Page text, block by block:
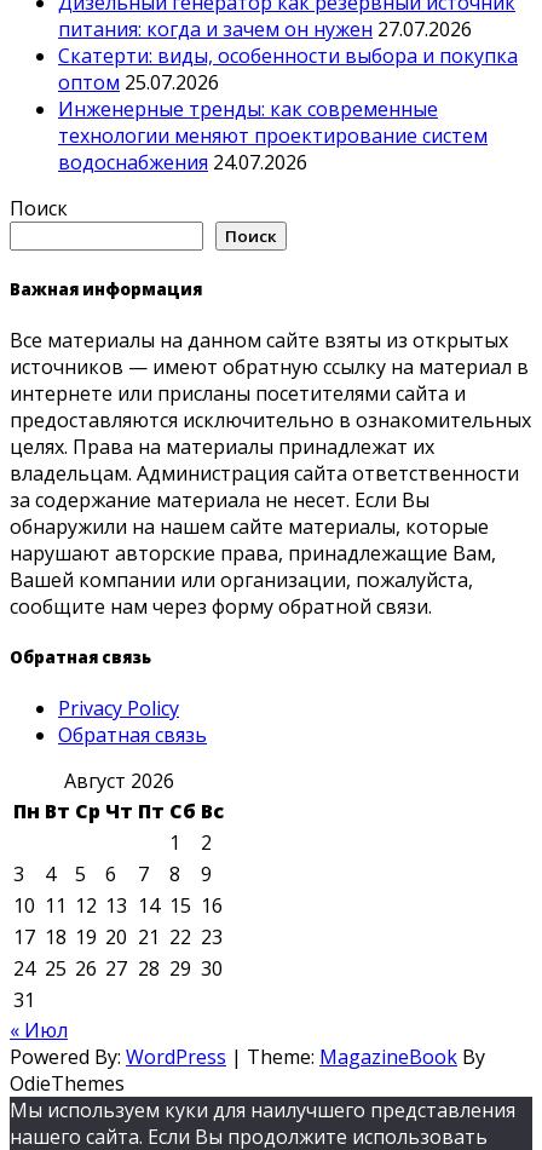
питания: когда и зачем он нужен 27.07.2026
Скатерти: виды, особенности выбора и покупка
оптом 25.07.2026
Инженерные тренды: как современные
технологии меняют проектирование систем
водоснабжения 24.07.2026
Поиск
Поиск
Важная информация
Все материалы на данном сайте взяты из открытых
источников — имеют обратную ссылку на материал в
интернете или присланы посетителями сайта и
предоставляются исключительно в ознакомительных
целях. Права на материалы принадлежат их
владельцам. Администрация сайта ответственности
за содержание материала не несет. Если Вы
обнаружили на нашем сайте материалы, которые
нарушают авторские права, принадлежащие Вам,
Вашей компании или организации, пожалуйста,
сообщите нам через форму обратной связи.
Обратная связь
Privacy Policy
Обратная связь
Август 2026
Пн Вт Ср Чт Пт Сб Вс
1
2
3
4 5 6 7 8
9
10 11 12 13 14 15 16
17 18 19 20 21 22 23
24 25 26 27 28 29 30
31
« Июл
Powered By: WordPress | Theme: MagazineBook By
OdieThemes
Мы используем куки для наилучшего представления
нашего сайта. Если Вы продолжите использовать